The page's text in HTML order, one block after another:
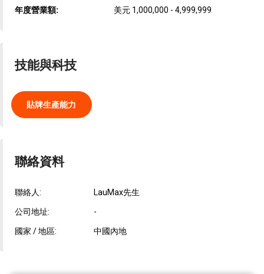
年度營業額: 美元 1,000,000 - 4,999,999
技能與科技
貼牌生產能力
聯絡資料
聯絡人: LauMax先生
公司地址: -
國家 / 地區: 中國內地